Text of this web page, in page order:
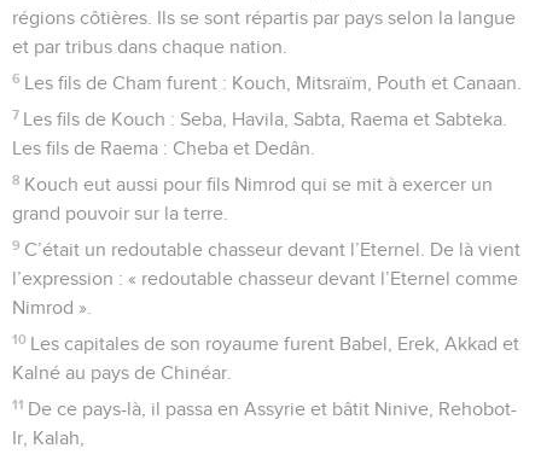
régions côtières. Ils se sont répartis par pays selon la langue
et par tribus dans chaque nation.
6 Les fils de Cham furent : Kouch, Mitsraïm, Pouth et Canaan.
7 Les fils de Kouch : Seba, Havila, Sabta, Raema et Sabteka.
Les fils de Raema : Cheba et Dedân.
8 Kouch eut aussi pour fils Nimrod qui se mit à exercer un
grand pouvoir sur la terre.
9 C’était un redoutable chasseur devant l’Eternel. De là vient
l’expression : « redoutable chasseur devant l’Eternel comme
Nimrod ».
10 Les capitales de son royaume furent Babel, Erek, Akkad et
Kalné au pays de Chinéar.
11 De ce pays-là, il passa en Assyrie et bâtit Ninive, Rehobot-
Ir, Kalah,